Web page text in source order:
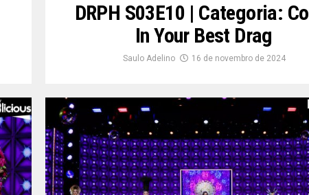
DRPH S03E10 | Categoria:
In Your Best Drag
Saulo Adelino 16 de novembro de 2024